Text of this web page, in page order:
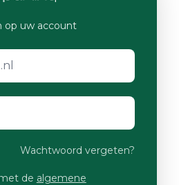
op uw account
Wachtwoord vergeten?
de algemene